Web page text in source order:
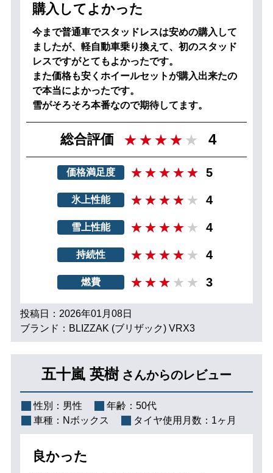
購入してよかった
今まで普通車でスタッドレスは安めの購入して
ましたが、軽自動車乗り換えて、初のスタッド
レスですがとてもよかったです。
また価格も安くホイールセットが購入出来たの
で本当によかったです。
雪がそろそろ本番なので期待してます。
総合評価 4
価格満足度 5
氷上性能 4
雪上性能 4
持続性 4
燃費 3
投稿日：2026年01月08日
ブランド：BLIZZAK (ブリザック) VRX3
五十嵐 英樹 さんからのレビュー
性別： 男性 年齢： 50代
車種： Nボックス タイヤ使用月数： 1ヶ月
良かった